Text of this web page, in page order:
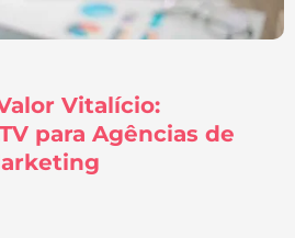
Vitalício:
para Agências de